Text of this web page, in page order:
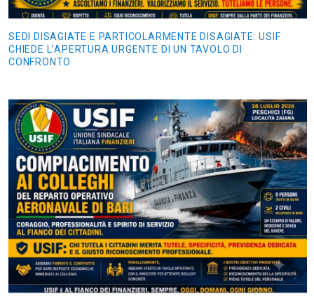
SEDI DISAGIATE E PARTICOLARMENTE DISAGIATE: USIF
CHIEDE L’APERTURA URGENTE DI UN TAVOLO DI
CONFRONTO